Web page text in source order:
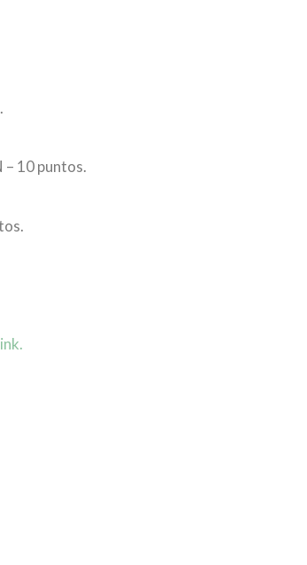
– 10 puntos.